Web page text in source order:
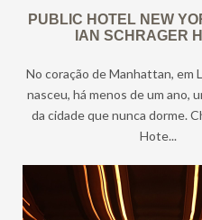
PUBLIC HOTEL NEW
IAN SCHRAGER
No coração de Manhattan, em
nasceu, há menos de um ano,
da cidade que nunca dorme.
Hote...